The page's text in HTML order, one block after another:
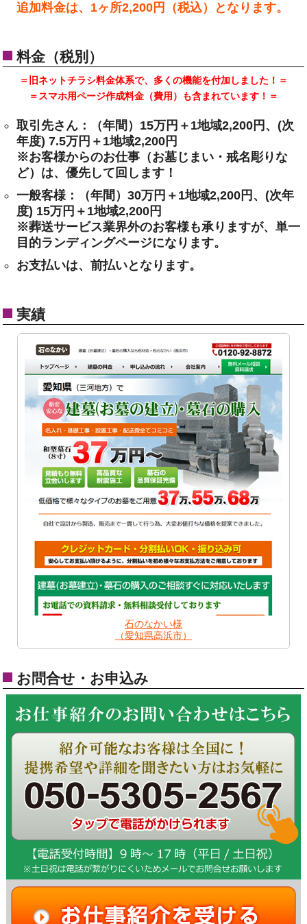
追加料金は、1ヶ所2,200円（税込）となります。
料金（税別）
＝旧ネットチラシ料金体系で、多くの機能を付加しました！＝
＝スマホ用ページ作成料金（費用）も含まれています！＝
取引先さん：（年間）15万円＋1地域2,200円、(次
年度) 7.5万円＋1地域2,200円
※お客様からのお仕事（お墓じまい・戒名彫りな
ど）は、優先して回します！
一般客様：（年間）30万円＋1地域2,200円、(次年
度) 15万円＋1地域2,200円
※葬送サービス業界外のお客様も承りますが、単一
目的ランディングページになります。
お支払いは、前払いとなります。
実績
石のなかい様
（愛知県高浜市）
お問合せ・お申込み